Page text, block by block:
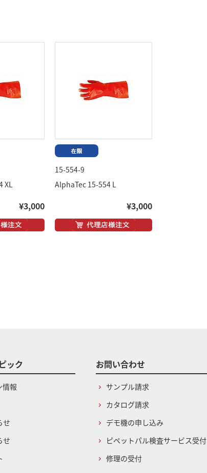
XL
¥3,000
15-554-9
AlphaTec 15-554 L
¥3,000
ック
情報
せ
せ
お問い合わせ
サンプル請求
カタログ請求
デモ機の申し込み
ピペットパル検査サービス受付
修理の受付